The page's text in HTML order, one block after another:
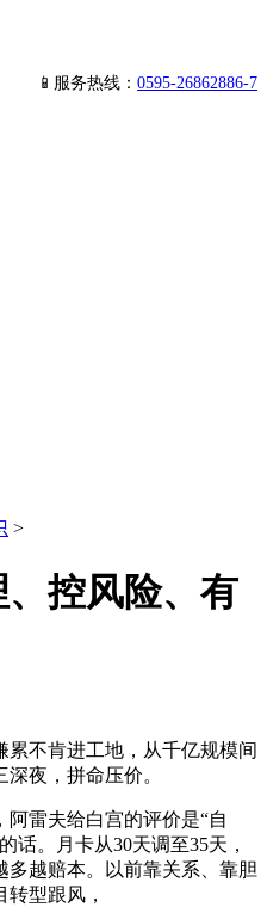
📱服务热线： 0595-26862886-7
>
控风险、有
不肯进工地，从千亿规模间
夜，拼命压价。
雷夫给白宫的评价是“自
话。月卡从30天调至35天，
越赔本。以前靠关系、靠胆
型跟风，